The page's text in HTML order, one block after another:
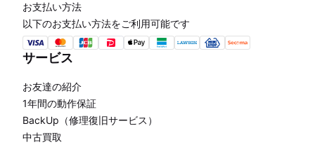
お支払い方法
以下のお支払い方法をご利用可能です
サービス
お友達の紹介
1年間の動作保証
BackUp（修理復旧サービス）
中古買取